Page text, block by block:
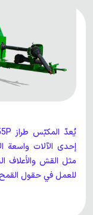
إحدى الآلات واسعة
مثل القش والأعلاف
للعمل في حقول القمح